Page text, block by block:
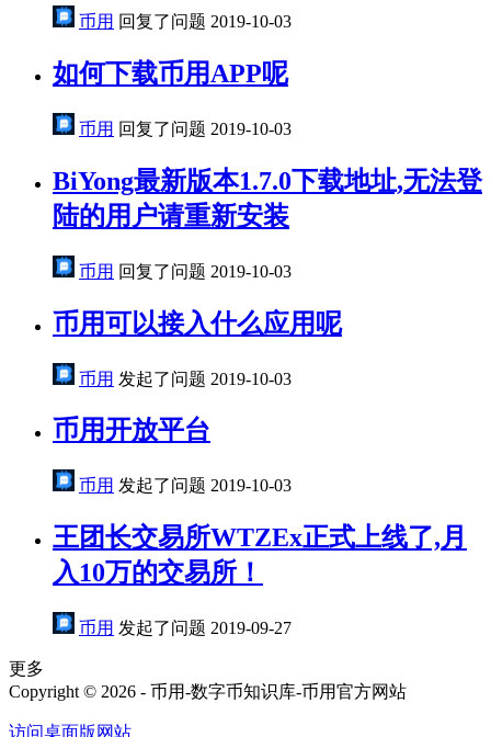
币用 回复了问题 2019-10-03
如何下载币用APP呢
币用 回复了问题 2019-10-03
BiYong最新版本1.7.0下载地址,无法登
陆的用户请重新安装
币用 回复了问题 2019-10-03
币用可以接入什么应用呢
币用 发起了问题 2019-10-03
币用开放平台
币用 发起了问题 2019-10-03
王团长交易所WTZEx正式上线了,月
入10万的交易所！
币用 发起了问题 2019-09-27
更多
Copyright © 2026 - 币用-数字币知识库-币用官方网站
访问桌面版网站